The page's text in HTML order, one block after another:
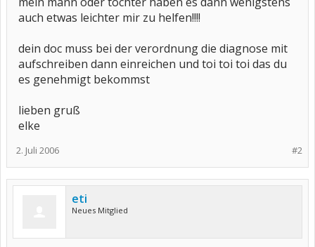
auch etwas leichter mir zu helfen!!!!
dein doc muss bei der verordnung die diagnose mit
aufschreiben dann einreichen und toi toi toi das du
es genehmigt bekommst
lieben gruß
elke
#2
2. Juli 2006
eti
Neues Mitglied